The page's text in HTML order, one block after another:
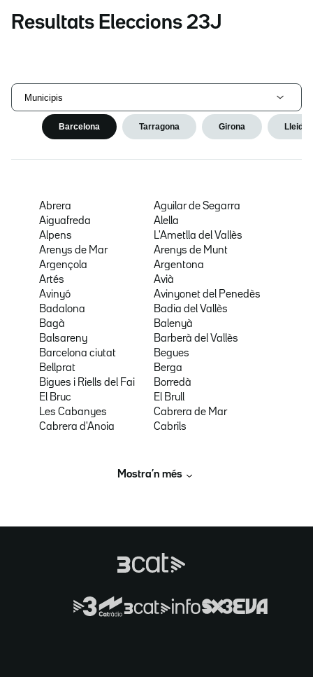
Resultats Eleccions 23J
Municipis
Barcelona Tarragona Girona Lleida
Abrera
Aguilar de Segarra
Aiguafreda
Alella
Alpens
L'Ametlla del Vallès
Arenys de Mar
Arenys de Munt
Argençola
Argentona
Artés
Avià
Avinyó
Avinyonet del Penedès
Badalona
Badia del Vallès
Bagà
Balenyà
Balsareny
Barberà del Vallès
Barcelona ciutat
Begues
Bellprat
Berga
Bigues i Riells del Fai
Borredà
El Bruc
El Brull
Les Cabanyes
Cabrera de Mar
Cabrera d'Anoia
Cabrils
Mostra’n més